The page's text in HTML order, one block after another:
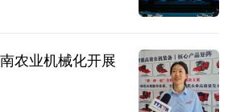
农业机械化开展